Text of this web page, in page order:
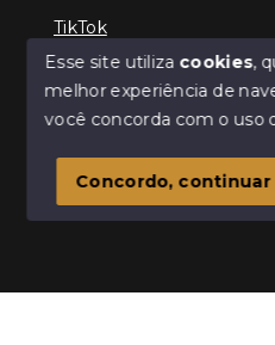
Olá! Estamos
TikTok
© Copyright 2026 - TEFE
SITE PARA IMOBILIARIA
Esse site utiliza cookies,
melhor experiência de
você concorda com o uso
Concordo, continuar